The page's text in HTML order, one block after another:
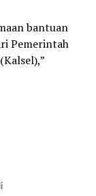
bantuan
Pemerintah